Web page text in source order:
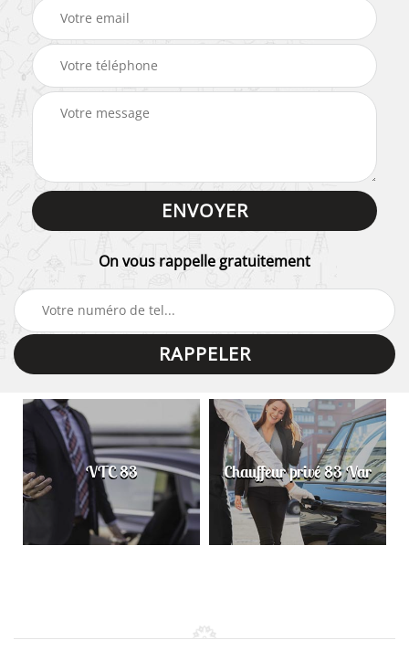
On vous rappelle gratuitement
VTC 83 Chauffeur privé 83 Var